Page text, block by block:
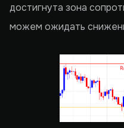
достигнута зона
можем ожидать